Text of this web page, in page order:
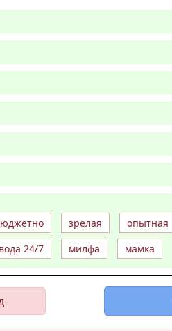
зрелая опытная
24/7 милфа мамка